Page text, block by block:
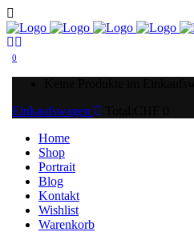
0
Einkaufswagen
Home
Shop
Portrait
Blog
Kontakt
Wishlist
Warenkorb